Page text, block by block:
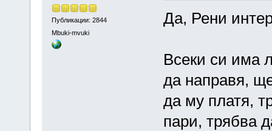
Публикации: 2844
Mbuki-mvuki
Да, Рени
Всеки си има
да направя,
да му платя,
пари, трябва